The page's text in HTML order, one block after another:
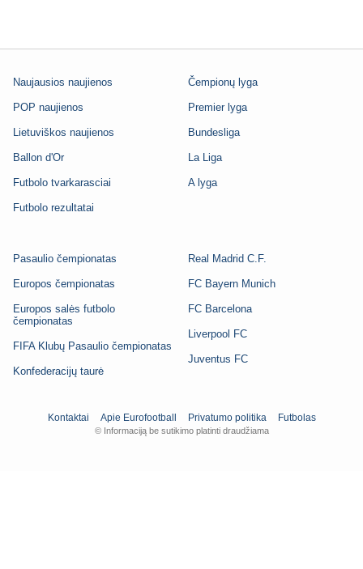
Naujausios naujienos
POP naujienos
Lietuviškos naujienos
Ballon d'Or
Futbolo tvarkarasciai
Futbolo rezultatai
Čempionų lyga
Premier lyga
Bundesliga
La Liga
A lyga
Pasaulio čempionatas
Europos čempionatas
Europos salės futbolo
čempionatas
FIFA Klubų Pasaulio čempionatas
Konfederacijų taurė
Real Madrid C.F.
FC Bayern Munich
FC Barcelona
Liverpool FC
Juventus FC
Kontaktai Apie Eurofootball Privatumo politika Futbolas
© Informaciją be sutikimo platinti draudžiama